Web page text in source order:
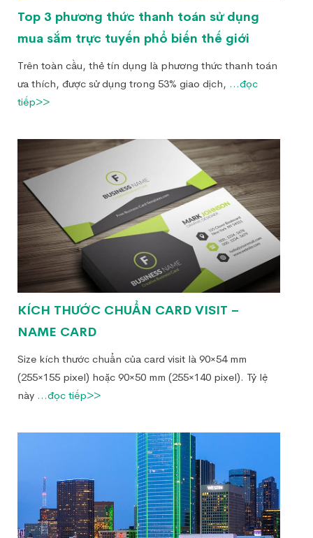
Top 3 phương thức thanh toán sử dụng
mua sắm trực tuyến phổ biến thế giới
Trên toàn cầu, thẻ tín dụng là phương thức thanh toán
ưa thích, được sử dụng trong 53% giao dịch, ...đọc
tiếp>>
KÍCH THƯỚC CHUẨN CARD VISIT –
NAME CARD
Size kích thước chuẩn của card visit là 90×54 mm
(255×155 pixel) hoặc 90×50 mm (255×140 pixel). Tỷ lệ
này ...đọc tiếp>>